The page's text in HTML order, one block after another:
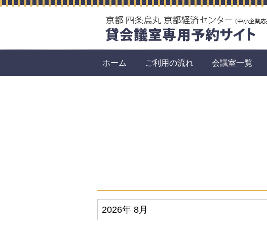
ホーム ご利用の流れ 会議室一覧